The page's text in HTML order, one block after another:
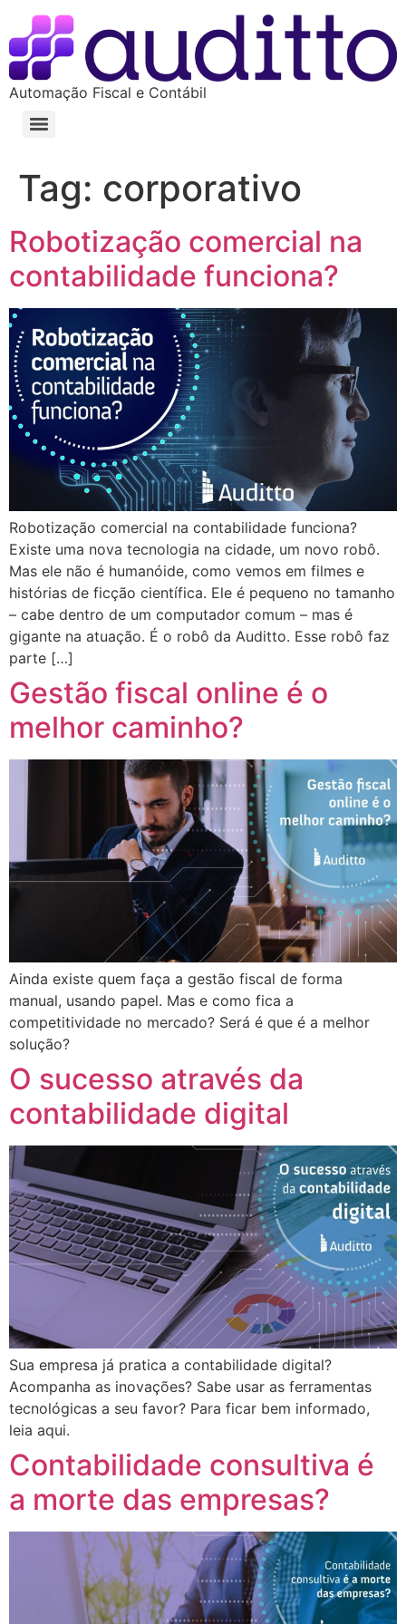
Automação Fiscal e Contábil
Tag: corporativo
Robotização comercial na
contabilidade funciona?
Robotização comercial na contabilidade funciona?
Existe uma nova tecnologia na cidade, um novo robô.
Mas ele não é humanóide, como vemos em filmes e
histórias de ficção científica. Ele é pequeno no tamanho
– cabe dentro de um computador comum – mas é
gigante na atuação. É o robô da Auditto. Esse robô faz
parte […]
Gestão fiscal online é o
melhor caminho?
Ainda existe quem faça a gestão fiscal de forma
manual, usando papel. Mas e como fica a
competitividade no mercado? Será é que é a melhor
solução?
O sucesso através da
contabilidade digital
Sua empresa já pratica a contabilidade digital?
Acompanha as inovações? Sabe usar as ferramentas
tecnológicas a seu favor? Para ficar bem informado,
leia aqui.
Contabilidade consultiva é
a morte das empresas?